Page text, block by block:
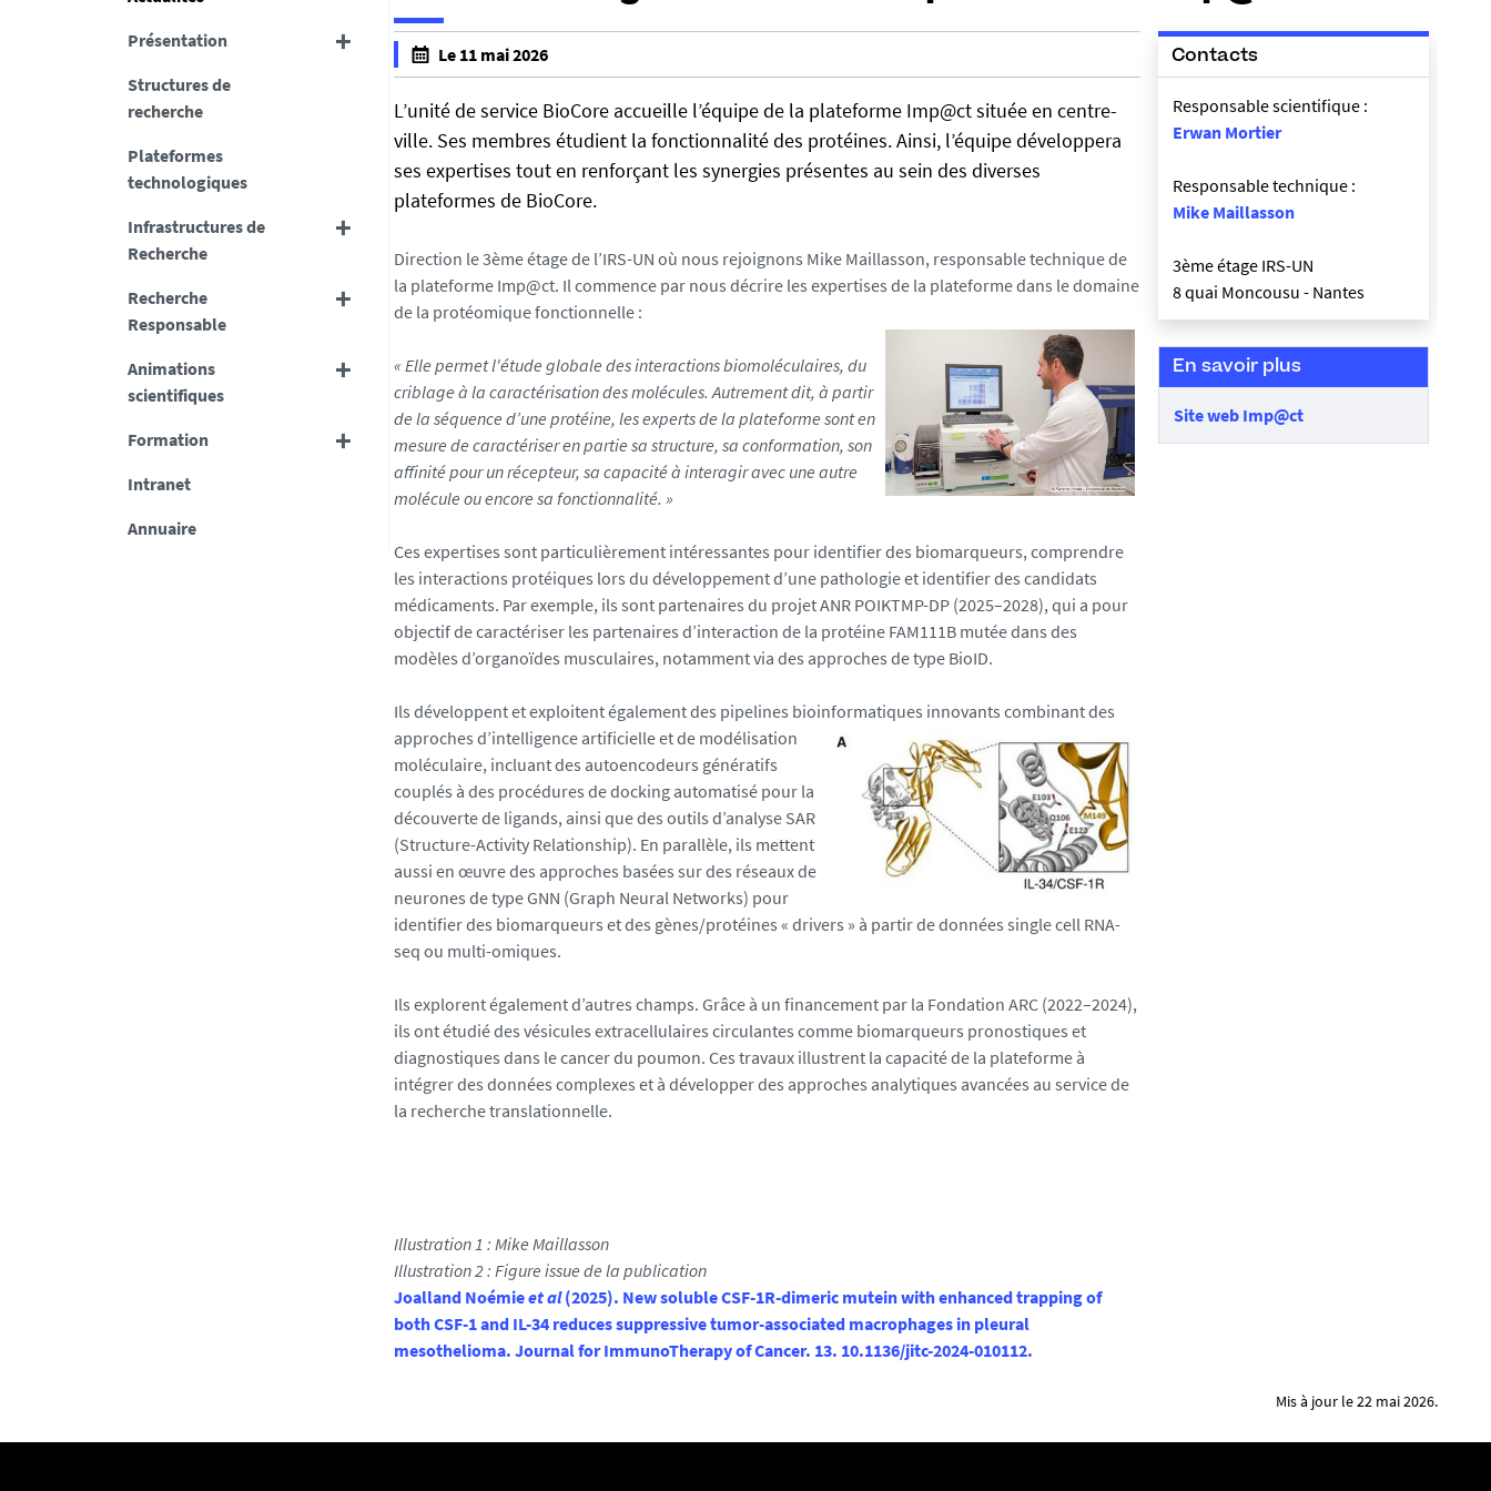
Présentation
Structures de
recherche
Plateformes
technologiques
Infrastructures de
Recherche
Recherche
Responsable
Animations
scientifiques
Formation
Intranet
Annuaire
h
t
p
s
:
/
s
f
r
a
n
t
e
.
u
i
v
-
n
a
t
e
s
.
f
r
/
m
e
d
a
s
/
p
h
l
o
g
o
-
Le 11 mai 2026
f
a
l
f
l
s
e
L’unité de service BioCore accueille l’équipe de la plateforme Imp@ct située en centre-
ville. Ses membres étudient la fonctionnalité des protéines. Ainsi, l’équipe développera
ses expertises tout en renforçant les synergies présentes au sein des diverses
plateformes de BioCore.
Direction le 3ème étage de l’IRS-UN où nous rejoignons Mike Maillasson, responsable technique de
la plateforme Imp@ct. Il commence par nous décrire les expertises de la plateforme dans le domaine
de la protéomique fonctionnelle :
« Elle permet l'étude globale des interactions biomoléculaires, du
criblage à la caractérisation des molécules. Autrement dit, à partir
de la séquence d’une protéine, les experts de la plateforme sont en
mesure de caractériser en partie sa structure, sa conformation, son
affinité pour un récepteur, sa capacité à interagir avec une autre
molécule ou encore sa fonctionnalité. »
Ces expertises sont particulièrement intéressantes pour identifier des biomarqueurs, comprendre
les interactions protéiques lors du développement d’une pathologie et identifier des candidats
médicaments. Par exemple, ils sont partenaires du projet ANR POIKTMP-DP (2025–2028), qui a pour
objectif de caractériser les partenaires d’interaction de la protéine FAM111B mutée dans des
modèles d’organoïdes musculaires, notamment via des approches de type BioID.
Ils développent et exploitent également des pipelines bioinformatiques innovants combinant des
approches d’intelligence artificielle et de modélisation
moléculaire, incluant des autoencodeurs génératifs
couplés à des procédures de docking automatisé pour la
découverte de ligands, ainsi que des outils d’analyse SAR
(Structure-Activity Relationship). En parallèle, ils mettent
aussi en œuvre des approches basées sur des réseaux de
neurones de type GNN (Graph Neural Networks) pour
identifier des biomarqueurs et des gènes/protéines « drivers » à partir de données single cell RNA-
seq ou multi-omiques.
Ils explorent également d’autres champs. Grâce à un financement par la Fondation ARC (2022–2024),
ils ont étudié des vésicules extracellulaires circulantes comme biomarqueurs pronostiques et
diagnostiques dans le cancer du poumon. Ces travaux illustrent la capacité de la plateforme à
intégrer des données complexes et à développer des approches analytiques avancées au service de
la recherche translationnelle.
Illustration 1 : Mike Maillasson
Illustration 2 : Figure issue de la publication
Joalland Noémieet al(2025). New soluble CSF-1R-dimeric mutein with enhanced trapping of
both CSF-1 and IL-34 reduces suppressive tumor-associated macrophages in pleural
mesothelioma. Journal for ImmunoTherapy of Cancer. 13. 10.1136/jitc-2024-010112.
Contacts
Responsable scientifique :
Erwan Mortier
Responsable technique :
Mike Maillasson
3ème étage IRS-UN
8 quai Moncousu - Nantes
En savoir plus
Site web Imp@ct
Mis à jour le 22 mai 2026.